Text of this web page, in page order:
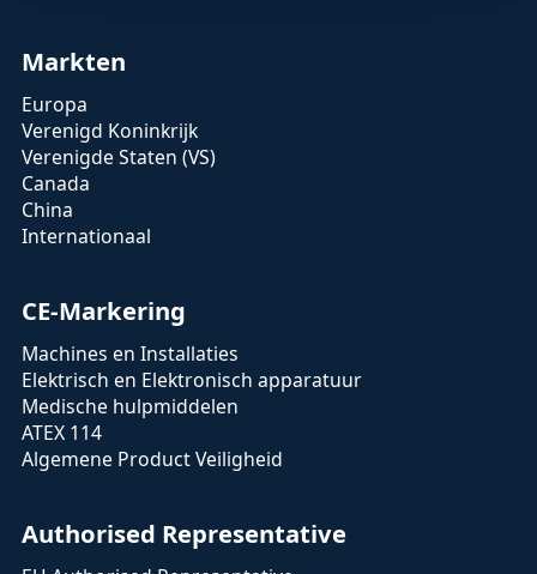
Markten
Europa
Verenigd Koninkrijk
Verenigde Staten (VS)
Canada
China
Internationaal
CE-Markering
Machines en Installaties
Elektrisch en Elektronisch apparatuur
Medische hulpmiddelen
ATEX 114
Algemene Product Veiligheid
Authorised Representative